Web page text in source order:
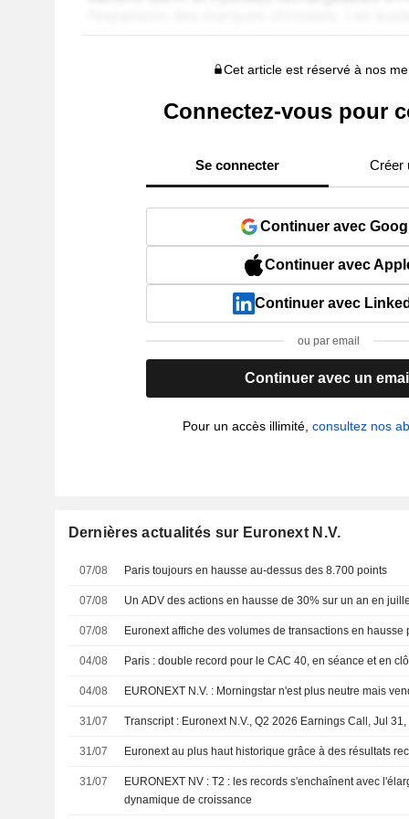
Cet article est réservé à nos
Connectez-vous pour
Se connecter Créer
Continuer avec
Continuer avec
Continuer avec
ou par email
Continuer avec un email
Pour un accès illimité,consultez nos
Dernières actualités sur Euronext N.V.
07/08 Paris toujours en hausse au-dessus des 8.700 points
07/08 Un ADV des actions en hausse de 30% sur un an en
07/08 Euronext affiche des volumes de transactions en
04/08 Paris : double record pour le CAC 40, en séance et en
04/08 EURONEXT N.V. : Morningstar n'est plus neutre mais
31/07 Transcript : Euronext N.V., Q2 2026 Earnings Call, Jul 31,
31/07 Euronext au plus haut historique grâce à des résultats
31/07
EURONEXT NV : T2 : les records s'enchaînent avec l'élargissement de la
dynamique de croissance